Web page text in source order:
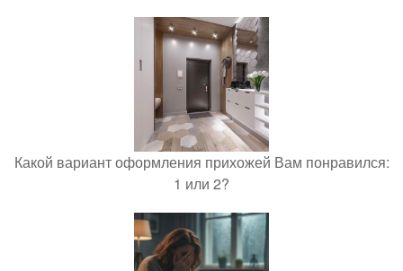
Какой вариант оформления прихожей Вам понравился:
1 или 2?